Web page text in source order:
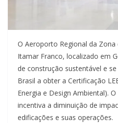
O Aeroporto Regional da
Itamar Franco, localizado em
de construção sustentável e
Brasil a obter a Certificação
Energia e Design Ambiental).
incentiva a diminuição de
edificações e suas operações.